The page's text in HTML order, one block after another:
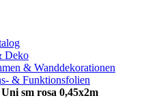
Deko
& Wanddekorationen
& Funktionsfolien
sm rosa 0,45x2m